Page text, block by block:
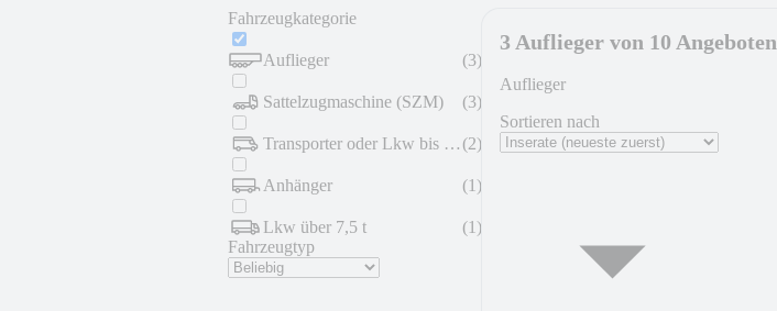
Fahrzeugkategorie
Auflieger (3)
Sattelzugmaschine (SZM) (3)
Transporter oder Lkw bis 7,5 t (2)
Anhänger (1)
Lkw über 7,5 t (1)
Fahrzeugtyp
3 Auflieger von 10 Angeboten
Auflieger
Sortieren nach